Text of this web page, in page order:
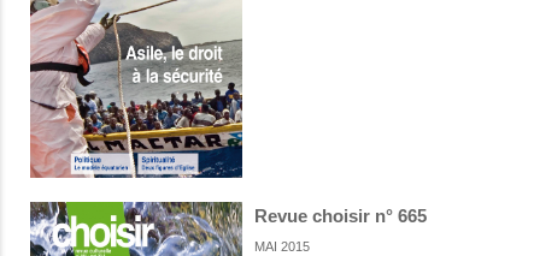
Revue choisir n° 665
MAI 2015